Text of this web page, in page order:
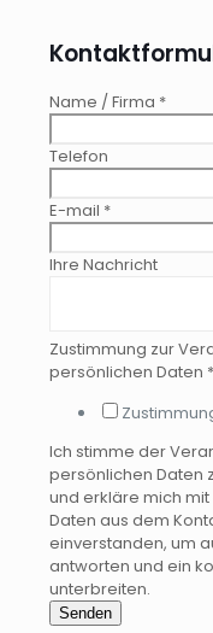
Name / Firma *
Telefon
E-mail *
Ihre Nachricht
Zustimmung zur
persönlichen Daten *
Ich stimme der
persönlichen Daten
und erkläre mich
Daten aus dem
einverstanden, um
antworten und ein
unterbreiten.
Senden